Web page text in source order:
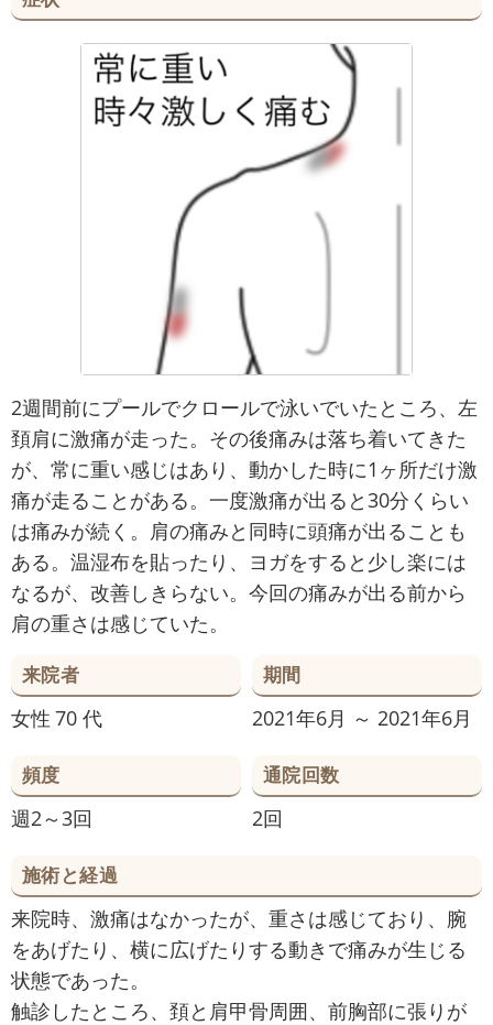
2週間前にプールでクロールで泳いでいたところ、左
頚肩に激痛が走った。その後痛みは落ち着いてきた
が、常に重い感じはあり、動かした時に1ヶ所だけ激
痛が走ることがある。一度激痛が出ると30分くらい
は痛みが続く。肩の痛みと同時に頭痛が出ることも
ある。温湿布を貼ったり、ヨガをすると少し楽には
なるが、改善しきらない。今回の痛みが出る前から
肩の重さは感じていた。
来院者
女性 70 代
期間
2021年6月 ～ 2021年6月
頻度
週2～3回
通院回数
2回
施術と経過
来院時、激痛はなかったが、重さは感じており、腕
をあげたり、横に広げたりする動きで痛みが生じる
状態であった。
触診したところ、頚と肩甲骨周囲、前胸部に張りが